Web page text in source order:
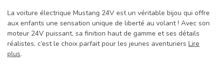
La voiture électrique Mustang 24V est un véritable bijou qui offre
aux enfants une sensation unique de liberté au volant ! Avec son
moteur 24V puissant, sa finition haut de gamme et ses détails
réalistes, c’est le choix parfait pour les jeunes aventuriers Lire
plus.